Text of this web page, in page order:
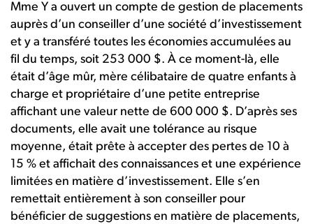
Mme Y a ouvert un compte de gestion de placements
auprès d’un conseiller d’une société d’investissement
et y a transféré toutes les économies accumulées au
fil du temps, soit 253 000 $. À ce moment-là, elle
était d’âge mûr, mère célibataire de quatre enfants à
charge et propriétaire d’une petite entreprise
affichant une valeur nette de 600 000 $. D’après ses
documents, elle avait une tolérance au risque
moyenne, était prête à accepter des pertes de 10 à
15 % et affichait des connaissances et une expérience
limitées en matière d’investissement. Elle s’en
remettait entièrement à son conseiller pour
bénéficier de suggestions en matière de placements,